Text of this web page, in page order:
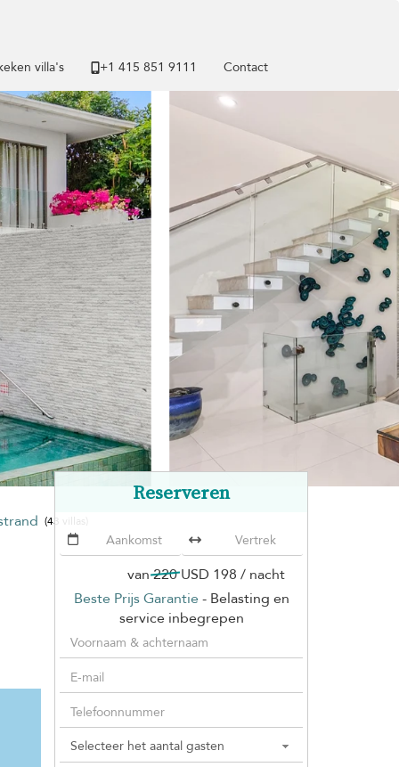
villa's +1 ​415 851 9111 Contact
(43 villas)
Reserveren
van220 USD 198 / nacht
Beste Prijs Garantie - Belasting en
service inbegrepen